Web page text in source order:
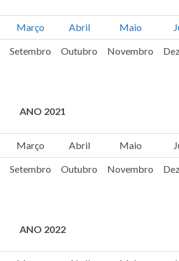
Março Abril Maio
Setembro Outubro Novembro
ANO 2021
Março Abril Maio
Setembro Outubro Novembro
ANO 2022